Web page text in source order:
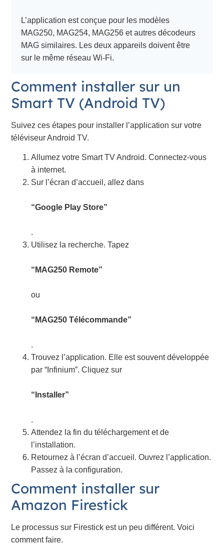
L’application est conçue pour les modèles
MAG250, MAG254, MAG256 et autres décodeurs
MAG similaires. Les deux appareils doivent être
sur le même réseau Wi-Fi.
Comment installer sur un
Smart TV (Android TV)
Suivez ces étapes pour installer l’application sur votre
téléviseur Android TV.
Allumez votre Smart TV Android. Connectez-vous
à internet.
Sur l’écran d’accueil, allez dans
“Google Play Store”
.
Utilisez la recherche. Tapez
“MAG250 Remote”
ou
“MAG250 Télécommande”
.
Trouvez l’application. Elle est souvent développée
par “Infinium”. Cliquez sur
“Installer”
.
Attendez la fin du téléchargement et de
l’installation.
Retournez à l’écran d’accueil. Ouvrez l’application.
Passez à la configuration.
Comment installer sur
Amazon Firestick
Le processus sur Firestick est un peu différent. Voici
comment faire.